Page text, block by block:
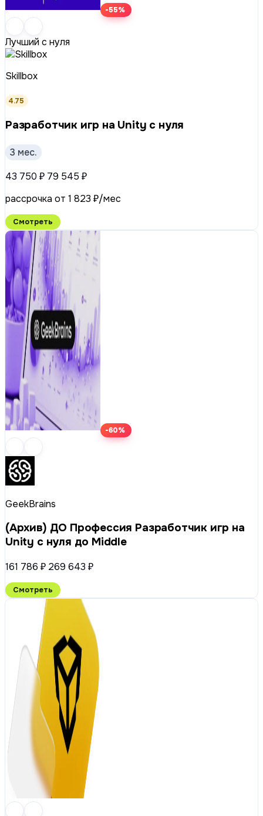
-55%
Лучший с нуля
Skillbox
4.75
Разработчик игр на Unity с нуля
3 мес.
43 750 ₽ 79 545 ₽
рассрочка от 1 823 ₽/мес
Смотреть
-60%
GeekBrains
(Архив) ДО Профессия Разработчик игр на
Unity с нуля до Middle
161 786 ₽ 269 643 ₽
Смотреть